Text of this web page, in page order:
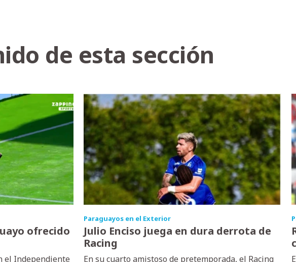
de esta sección
ofrecido
el Independiente
Paraguayos en el Exterior
Julio Enciso juega en dura derrota de
Racing
En su cuarto amistoso de pretemporada, el Racing